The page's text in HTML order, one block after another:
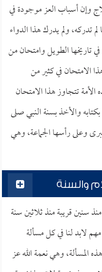
وإن أسباب العز موجودة في
تدركه، ولم يدرك هذا الدواء
تاريخها الطويل وامتحان من
الامتحان في كثير من
تتجاوز هذا الامتحان
والأخذ بسنة النبي صلى
وعلى رأسها الجماعة، وهي
والسنة
سنين قريبة منذ ثلاثين سنة
لابد لنا في كل مسألة
المسألة، وهي نعمة الله عز